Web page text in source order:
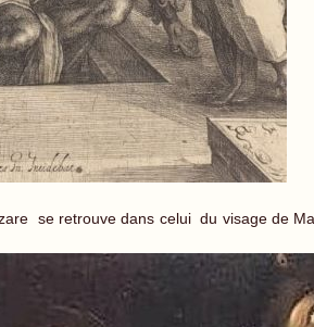
se retrouve dans celui du visage de